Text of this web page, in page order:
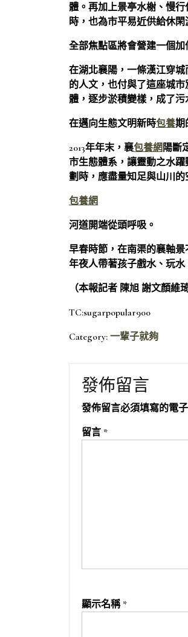
體。再加上景亭水榭、慢
時，也為市平易近供給休閑
全部焦點區將會營建一個
在湖北襄陽，一條漢江穿
的人文，也付與了這座城
體，逐步淤積變樣，成了污
在邁向生態文明新時包養期
2013年年末，襄包養網 陽斷
市生態體系，讓靈動之水
劃時，應盡量知足與山川
包養網
河道開端從頭呼吸。
早春時節，在南渠的襄軸
年夜人帶著孩子戲水、玩
（本報記者 陳旭 謝文顏維琦
TC:sugarpopular900
Category: 一輩子就夠
發佈留言
發佈留言必須填寫的電
留言 *
顯示名稱 *